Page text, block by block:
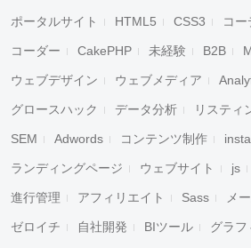
ポータルサイト HTML5 CSS3 コ
コーダー CakePHP 未経験 B2B
ウェブデザイン ウェブメディア
グロースハック データ分析 リスティ
SEM Adwords コンテンツ制作
ランディングページ ウェブサイト js
進行管理 アフィリエイト Sass メ
ゼロイチ 自社開発 BIツール グラフ